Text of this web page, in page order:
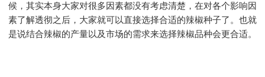
候，其实本身大家对很多因素都没有考虑清楚，在对各个影响因
素了解透彻之后，大家就可以直接选择合适的辣椒种子了。也就
是说结合辣椒的产量以及市场的需求来选择辣椒品种会更合适。